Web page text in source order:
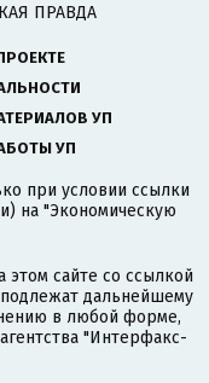
ПРАВДА
УП
УП
при условии ссылки
на "Экономическую
сайте со ссылкой
дальнейшему
в любой форме,
"Интерфакс-